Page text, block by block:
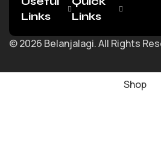
Links
Links
© 2026 Belanjalagi. All Rights
Shop